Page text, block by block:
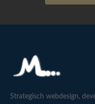
Strategisch webdesign,